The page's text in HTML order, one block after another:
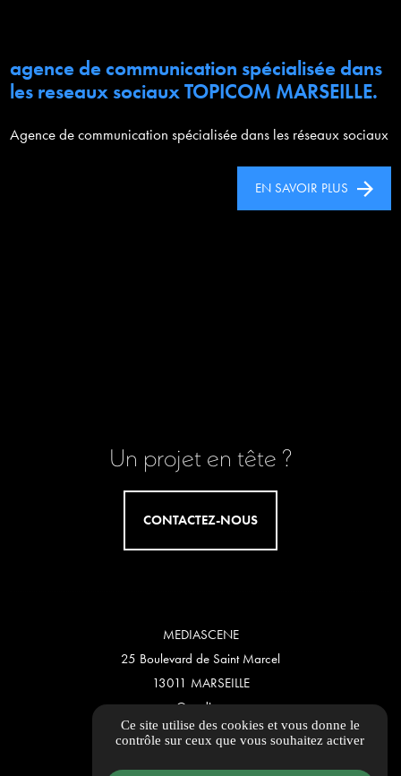
agence de communication spécialisée dans
les reseaux sociaux TOPICOM MARSEILLE.
Agence de communication spécialisée dans les réseaux sociaux
EN SAVOIR PLUS
Un projet en tête ?
CONTACTEZ-NOUS
MEDIASCENE
25 Boulevard de Saint Marcel
13011 MARSEILLE
contact@mediascene.eu
04 30 22 01 97
Ce site utilise des cookies et vous donne le
contrôle sur ceux que vous souhaitez activer